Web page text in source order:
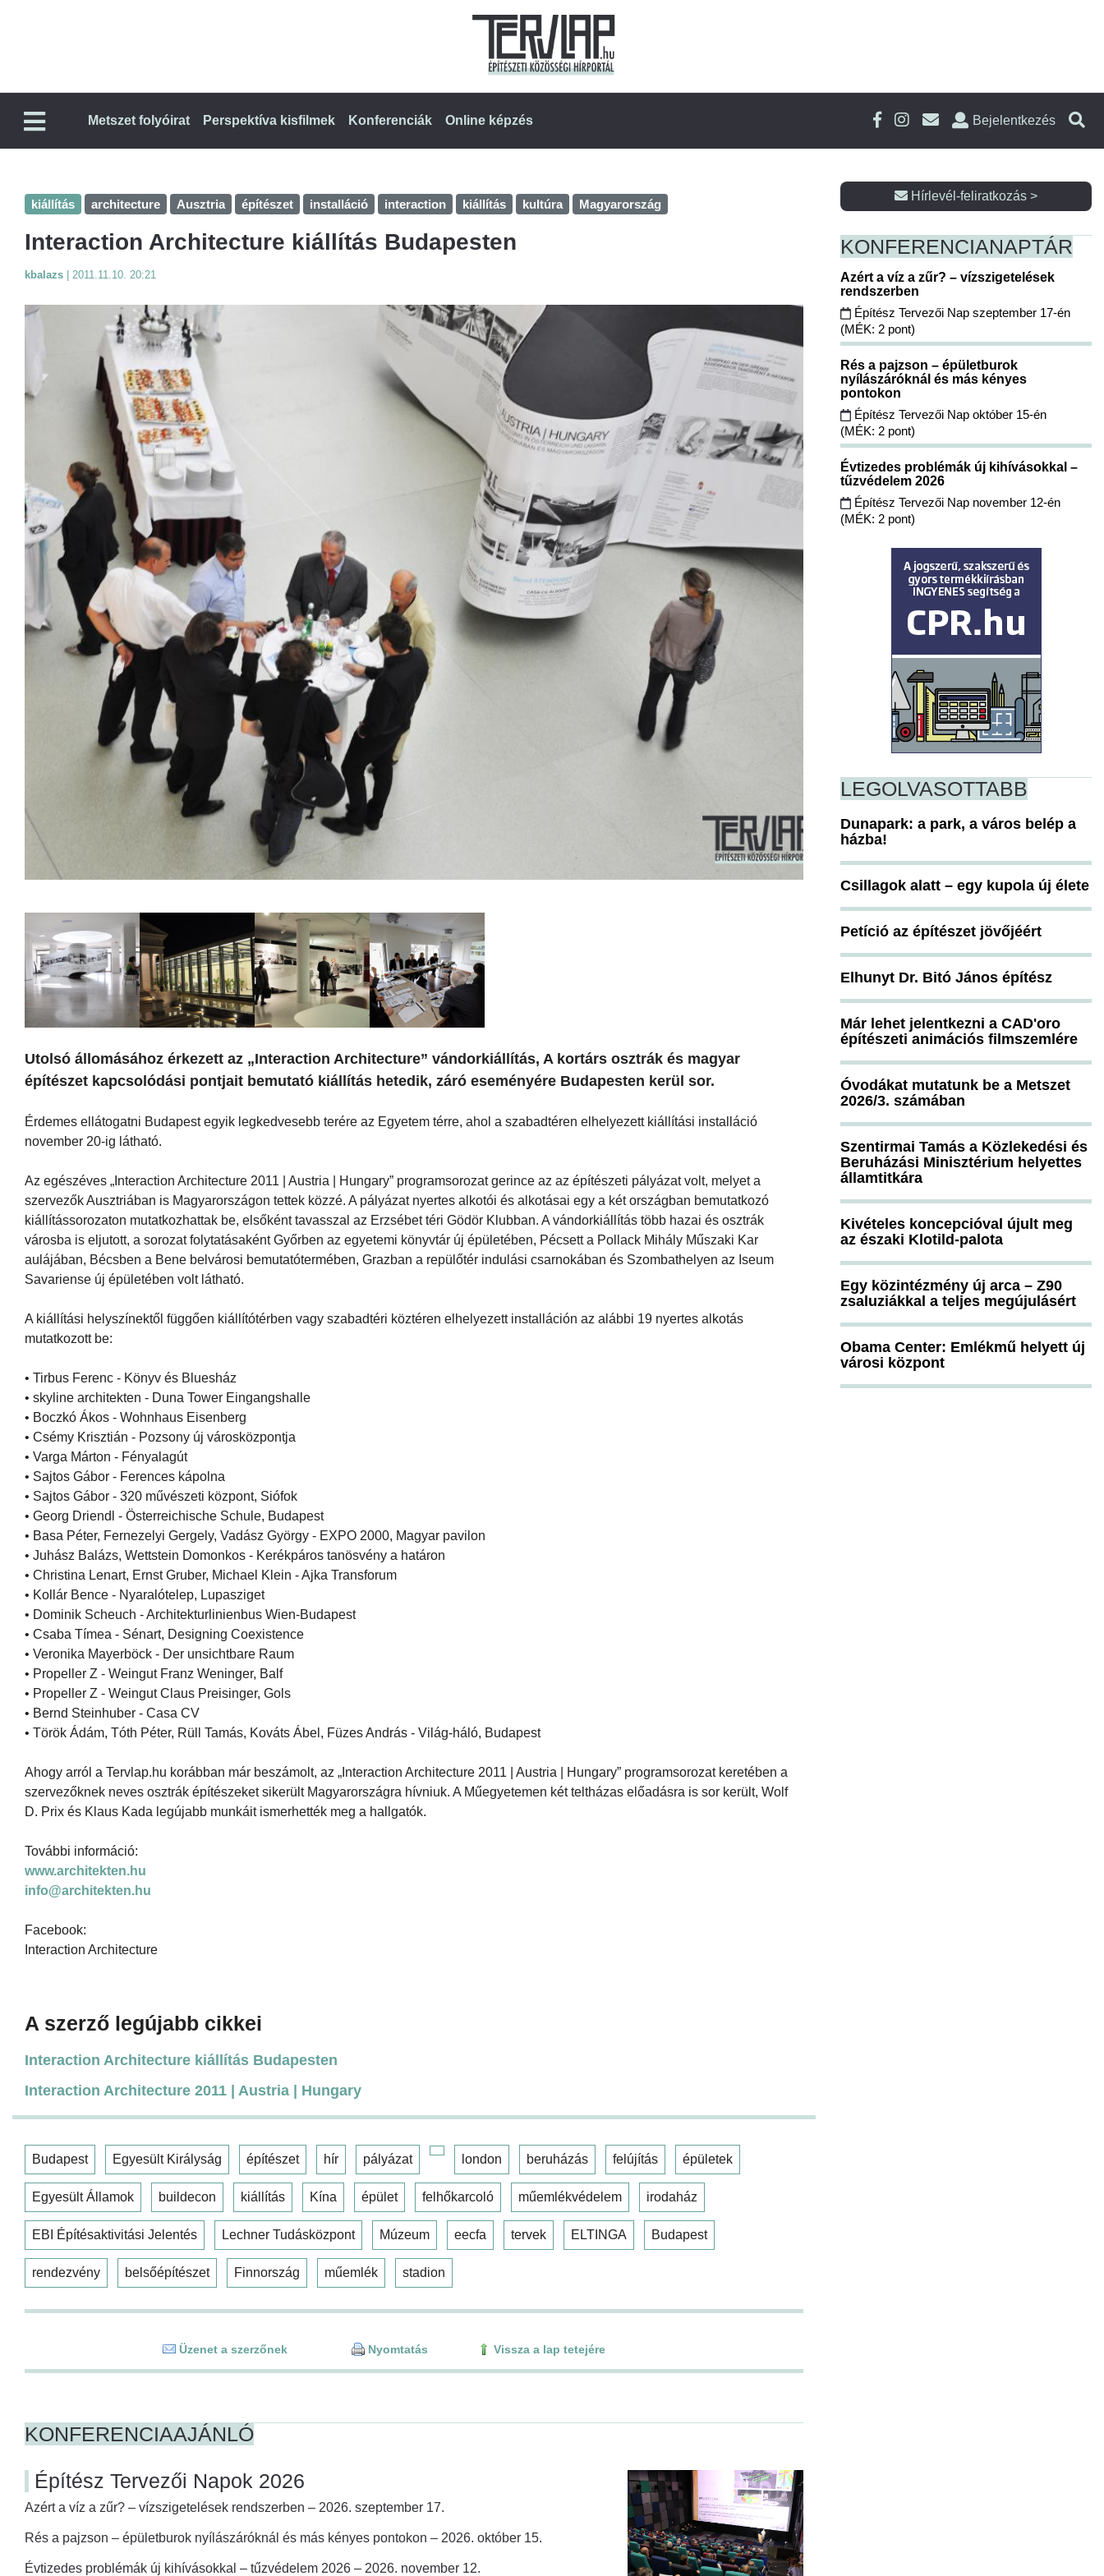
Metszet folyóirat Perspektíva kisfilmek Konferenciák Online képzés Bejelentkezés
kiállítás architecture Ausztria építészet installáció interaction kiállítás kultúra Magyarország
Interaction Architecture kiállítás Budapesten
kbalazs 2011.11.10. 20:21
Utolsó állomásához érkezett az „Interaction Architecture” vándorkiállítás, A kortárs osztrák és magyar
építészet kapcsolódási pontjait bemutató kiállítás hetedik, záró eseményére Budapesten kerül sor.
Érdemes ellátogatni Budapest egyik legkedvesebb terére az Egyetem térre, ahol a szabadtéren elhelyezett kiállítási installáció
november 20-ig látható.
Az egészéves „Interaction Architecture 2011 | Austria | Hungary” programsorozat gerince az az építészeti pályázat volt, melyet a
szervezők Ausztriában is Magyarországon tettek közzé. A pályázat nyertes alkotói és alkotásai egy a két országban bemutatkozó
kiállítássorozaton mutatkozhattak be, elsőként tavasszal az Erzsébet téri Gödör Klubban. A vándorkiállítás több hazai és osztrák
városba is eljutott, a sorozat folytatásaként Győrben az egyetemi könyvtár új épületében, Pécsett a Pollack Mihály Műszaki Kar
aulájában, Bécsben a Bene belvárosi bemutatótermében, Grazban a repülőtér indulási csarnokában és Szombathelyen az Iseum
Savariense új épületében volt látható.
A kiállítási helyszínektől függően kiállítótérben vagy szabadtéri köztéren elhelyezett installáción az alábbi 19 nyertes alkotás
mutatkozott be:
• Tirbus Ferenc - Könyv és Bluesház
• skyline architekten - Duna Tower Eingangshalle
• Boczkó Ákos - Wohnhaus Eisenberg
• Csémy Krisztián - Pozsony új városközpontja
• Varga Márton - Fényalagút
• Sajtos Gábor - Ferences kápolna
• Sajtos Gábor - 320 művészeti központ, Siófok
• Georg Driendl - Österreichische Schule, Budapest
• Basa Péter, Fernezelyi Gergely, Vadász György - EXPO 2000, Magyar pavilon
• Juhász Balázs, Wettstein Domonkos - Kerékpáros tanösvény a határon
• Christina Lenart, Ernst Gruber, Michael Klein - Ajka Transforum
• Kollár Bence - Nyaralótelep, Lupasziget
• Dominik Scheuch - Architekturlinienbus Wien-Budapest
• Csaba Tímea - Sénart, Designing Coexistence
• Veronika Mayerböck - Der unsichtbare Raum
• Propeller Z - Weingut Franz Weninger, Balf
• Propeller Z - Weingut Claus Preisinger, Gols
• Bernd Steinhuber - Casa CV
• Török Ádám, Tóth Péter, Rüll Tamás, Kováts Ábel, Füzes András - Világ-háló, Budapest
Ahogy arról a Tervlap.hu korábban már beszámolt, az „Interaction Architecture 2011 | Austria | Hungary” programsorozat keretében a
szervezőknek neves osztrák építészeket sikerült Magyarországra hívniuk. A Műegyetemen két teltházas előadásra is sor került, Wolf
D. Prix és Klaus Kada legújabb munkáit ismerhették meg a hallgatók.
További információ:
www.architekten.hu
info@architekten.hu
Facebook:
Interaction Architecture
A szerző legújabb cikkei
Interaction Architecture kiállítás Budapesten
Interaction Architecture 2011 | Austria | Hungary
Budapest Egyesült Királyság építészet hír pályázat london beruházás felújítás épületek
Egyesült Államok buildecon kiállítás Kína épület felhőkarcoló műemlékvédelem irodaház
EBI Építésaktivitási Jelentés Lechner Tudásközpont Múzeum eecfa tervek ELTINGA Budapest
rendezvény belsőépítészet Finnország műemlék stadion
Üzenet a szerzőnek Nyomtatás Vissza a lap tetejére
KONFERENCIAAJÁNLÓ
Építész Tervezői Napok 2026
Azért a víz a zűr? – vízszigetelések rendszerben – 2026. szeptember 17.
Rés a pajzson – épületburok nyílászáróknál és más kényes pontokon – 2026. október 15.
Évtizedes problémák új kihívásokkal – tűzvédelem 2026 – 2026. november 12.
Hírlevél-feliratkozás >
KONFERENCIANAPTÁR
Azért a víz a zűr? – vízszigetelések
rendszerben
Építész Tervezői Nap szeptember 17-én
(MÉK: 2 pont)
Rés a pajzson – épületburok
nyílászáróknál és más kényes
pontokon
Építész Tervezői Nap október 15-én
(MÉK: 2 pont)
Évtizedes problémák új kihívásokkal –
tűzvédelem 2026
Építész Tervezői Nap november 12-én
(MÉK: 2 pont)
LEGOLVASOTTABB
Dunapark: a park, a város belép a
házba!
Csillagok alatt – egy kupola új élete
Petíció az építészet jövőjéért
Elhunyt Dr. Bitó János építész
Már lehet jelentkezni a CAD'oro
építészeti animációs filmszemlére
Óvodákat mutatunk be a Metszet
2026/3. számában
Szentirmai Tamás a Közlekedési és
Beruházási Minisztérium helyettes
államtitkára
Kivételes koncepcióval újult meg
az északi Klotild-palota
Egy közintézmény új arca – Z90
zsaluziákkal a teljes megújulásért
Obama Center: Emlékmű helyett új
városi központ